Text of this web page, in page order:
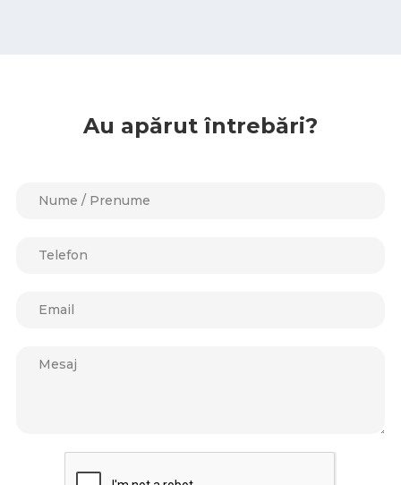
Au apărut întrebări?